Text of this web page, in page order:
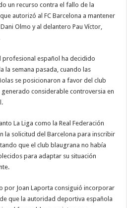
un recurso contra el fallo de la
autorizó al FC Barcelona a mantener
Olmo y al delantero Pau Víctor,
español ha decidido
la semana pasada, cuando las
se posicionaron a favor del club
considerable controversia en
La Liga como la Real Federación
la solicitud del Barcelona para inscribir
que el club blaugrana no había
para adaptar su situación
por Joan Laporta consiguió incorporar
que la autoridad deportiva española